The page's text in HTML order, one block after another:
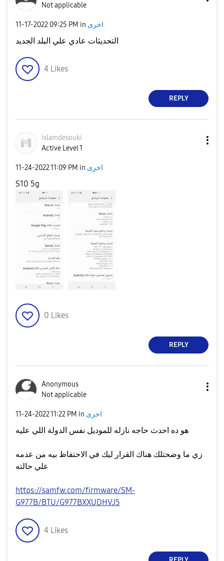
Not applicable
‎11-17-2022 09:25 PM in اخرى
التحديثات عادي علي البلد الجديد
4 Likes
REPLY
islamdesouki
Active Level 1
‎11-24-202211:09 PM in اخرى
S10 5g
0 Likes
REPLY
Anonymous
Not applicable
‎11-24-202211:22 PM in اخرى
هو ده احدث حاجه نازله للموديل نفس الدولة اللي عليه
زي ما وضحتلك هناك القرار ليك في الاحتفاظ بيه من عدمه
علي حالته
https://samfw.com/firmware/SM-
G977B/BTU/G977BXXUDHVJ5
4 Likes